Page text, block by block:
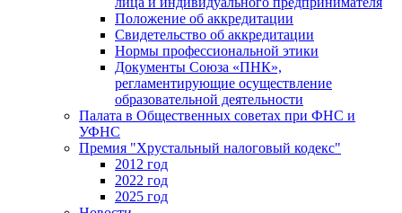
Положение об аккредитации
Свидетельство об аккредитации
Нормы профессиональной этики
Документы Союза «ПНК»,
регламентирующие осуществление
образовательной деятельности
Палата в Общественных советах при ФНС и
УФНС
Премия "Хрустальный налоговый кодекс"
2012 год
2022 год
2025 год